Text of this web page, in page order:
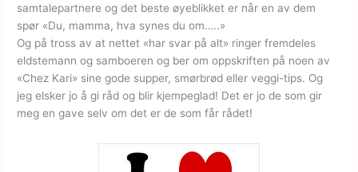
samtalepartnere og det beste øyeblikket er når en av dem
spør «Du, mamma, hva synes du om…..»
Og på tross av at nettet «har svar på alt» ringer fremdeles
eldstemann og samboeren og ber om oppskriften på noen av
«Chez Kari» sine gode supper, smørbrød eller veggi-tips. Og
jeg elsker jo å gi råd og blir kjempeglad! Det er jo de som gir
meg en gave selv om det er de som får rådet!